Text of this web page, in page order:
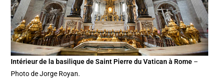
Intérieur de la basilique de Saint Pierre du Vatican à Rome –
Photo de Jorge Royan.